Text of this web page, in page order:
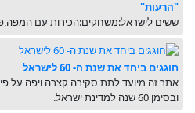
"הרעות"
ששים לישראל:משחקים:הכירות עם
חוגגים ביחד את שנת ה- 60 לישראל
אתר זה מיועד לתת סקירה קצרה ויפה על
ובסימן 60 שנה למדינת ישראל.